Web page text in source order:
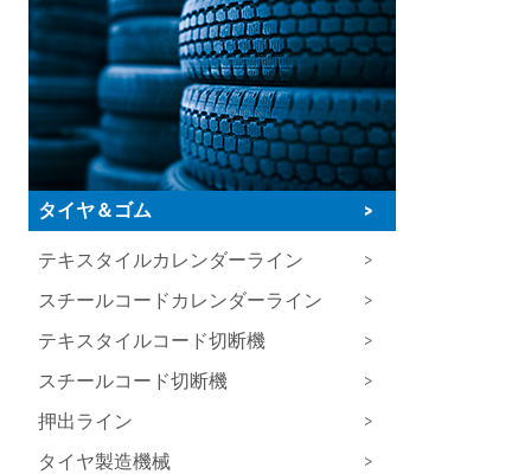
タイヤ＆ゴム >
テキスタイルカレンダーライン
>
スチールコードカレンダーライン
>
テキスタイルコード切断機
>
スチールコード切断機
>
押出ライン
>
タイヤ製造機械
>